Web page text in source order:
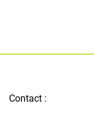
Contact :